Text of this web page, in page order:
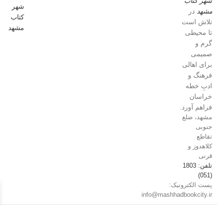
مشهد در
تلاش است
تا محیطی
گرم و
صمیمی
برای اهالی
فرهنگ و
ادبِ خطه
خراسان
فراهم آورد.
مشهد، ضلع
جنوبی
تقاطع
کلاهدوز و
قرنی
تلفن: 1803
(051)
پست الکترونیک:
info@mashhadbookcity.ir